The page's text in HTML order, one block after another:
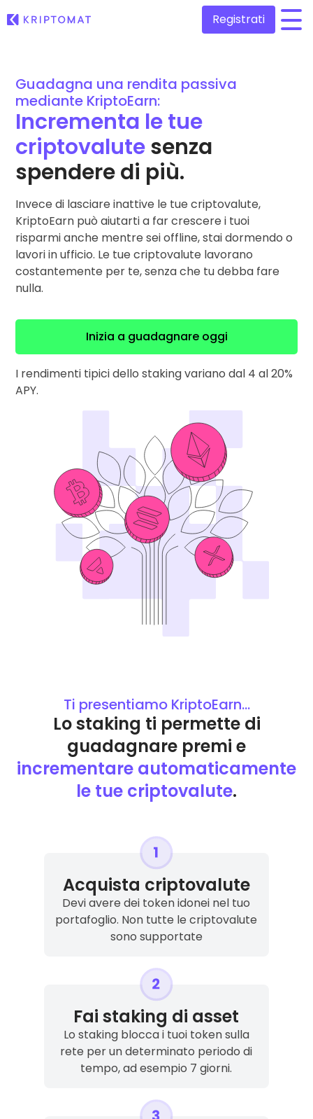
Tutti i prezzi
Più di 300 criptovalute
Top Vincitori & Perdenti
Aggiunte di recente
Token appena aggiunti su Kriptomat
Cosa sarebbe successo se avessi acquistato 100€ di…
...oggi il valore sarebbe
Compra e vendi criptovalute
Compra più di 300 criptovalute
Scambia criptovalute
Portafogli intelligenti
L’investimento intelligente in criptovalute
Wallet Kriptomat
Un wallet di criptovalute semplice e sicuro
Trova la tua strategia crypto
KriptoEarn
Investimenti pianificati su base regolare (DCA)
Avvisi di prezzo
Aggiornamenti dei prezzi in tempo reale dei tuoi token preferiti
Scopri asset
Scopri opportunità di investimento
Analisi dei dati del portafoglio
Informazioni utili per performance ottimali
Registrati
Guadagna una rendita passiva
mediante KriptoEarn:
Incrementa le tue
criptovalutesenza
spendere di più.
Invece di lasciare inattive le tue criptovalute,
KriptoEarn può aiutarti a far crescere i tuoi
risparmi anche mentre sei offline, stai dormendo o
lavori in ufficio. Le tue criptovalute lavorano
costantemente per te, senza che tu debba fare
nulla.
Inizia a guadagnare oggi
I rendimenti tipici dello staking variano dal 4 al 20%
APY.
Ti presentiamo KriptoEarn…
Lo staking ti permette di
guadagnare premi e
incrementare automaticamente
le tue criptovalute.
Acquista criptovalute
Devi avere dei token idonei nel tuo
portafoglio. Non tutte le criptovalute
sono supportate
Fai staking di asset
Lo staking blocca i tuoi token sulla
rete per un determinato periodo di
tempo, ad esempio 7 giorni.